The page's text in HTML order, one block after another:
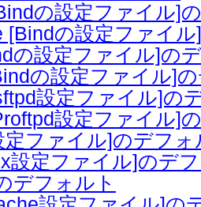
の設定ファイル]
[Bindの設定ファイ
の設定ファイル]の
の設定ファイル]
設定ファイル]の
設定ファイル]
定ファイル]のデフォ
設定ファイル]のデ
デフォルト